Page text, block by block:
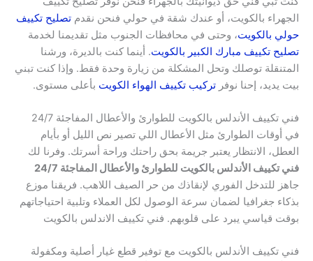
الجهراء بالكويت، أو عندك شقة في حولي فنحن نقدم تصليح تكييف
حولي بالكويت، وحتى في محافظات الجنوب مثل تقديمنا لخدمة
تصليح تكييف مبارك الكبير بالكويت. أينما كنت بالديرة، ورشنا
المتنقلة توصلك وتحل المشكلة من زيارة وحدة فقط. وإذا كنت تبني
بيت يديد، إحنا نوفر تركيب تكييف الهواء الكويت بأعلى مستوى.
فني تكييف الأندلس بالكويت للطوارئ والأعطال المفاجئة 24/7
في أوقات الطوارئ مثل الأعطال اللي تصير نص الليل أو بأيام
العطل، الانتظار يعتبر جريمة بحق راحتك وراحة أسرتك. وفرنا لك
فني تكييف الأندلس بالكويت للطوارئ والأعطال المفاجئة 24/7
جاهز للتدخل الفوري لإنقاذك من حر الصيف اللاهب. فريقنا موزع
بذكاء جغرافيا لضمان سرعة الوصول لكل العملاء وتلبية احتياجاتهم
بوقت قياسي يبرد على قلوبهم. فني تكييف الاندلس بالكويت
فني تكييف الأندلس بالكويت مع توفير قطع غيار أصلية ومكفولة